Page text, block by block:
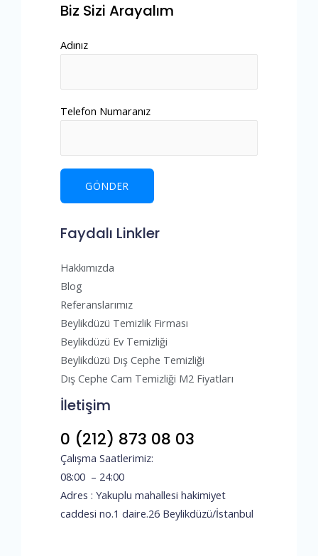
Biz Sizi Arayalım
Adınız
Telefon Numaranız
Faydalı Linkler
Hakkımızda
Blog
Referanslarımız
Beylikdüzü Temizlik Firması
Beylikdüzü Ev Temizliği
Beylikdüzü Dış Cephe Temizliği
Dış Cephe Cam Temizliği M2 Fiyatları
İletişim
0 (212) 873 08 03
Çalışma Saatlerimiz:
08:00 – 24:00
Adres : Yakuplu mahallesi hakimiyet
caddesi no.1 daire.26 Beylikdüzü/İstanbul